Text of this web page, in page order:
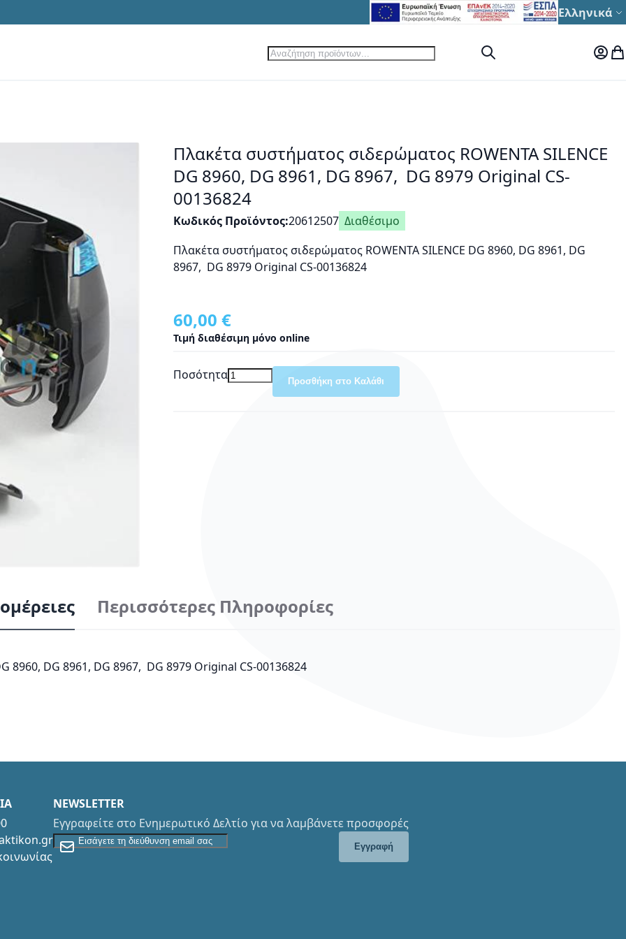
Γλώσσα
Ελληνικά
Αναζήτηση
Αναζήτηση Ο
Πλακέτα συστήματος σιδερώματος RΟWENTA SILENCE
DG 8960, DG 8961, DG 8967, DG 8979 Original CS-
00136824
Κωδικός Προϊόντος 20612507 Διαθέσιμο
Πλακέτα συστήματος σιδερώματος RΟWENTA SILENCE DG 8960, DG 8961, DG
8967, DG 8979 Original CS-00136824
60,00 €
Τιμή διαθέσιμη μόνο online
Ποσότητα Προσθήκη στο Καλάθι
8960, DG 8961, DG 8967, DG 8979 Original CS-00136824
Περισσότερες Πληροφορίες
NEWSLETTER
Εγγραφείτε στο Ενημερωτικό Δελτίο για να λαμβάνετε προσφορές
Εγγραφείτε στο Newsletter
Εγγραφή